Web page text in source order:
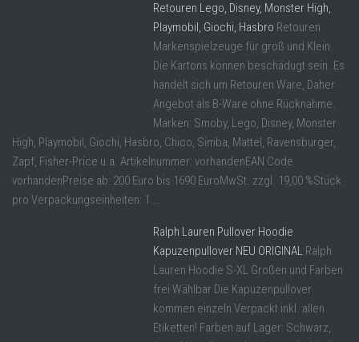
Retouren Lego, Disney, Monster High,
Playmobil, Giochi, Hasbro Retouren
Markenspielzeuge für groß und Klein.
Die Kartons können beschädugt sein. Es
handelt sich um Retouren Ware, Daher
Angebot als B-Ware ohne Rücknahme.
Marken: Smoby, Lego, Disney, Monster
High, Playmobil, Giochi, Hasbro, Chico, Simba, Mattel, Ravensburger,
Zapf, Fisher-Price u.a. Artikelnummer: vorhandenEAN Code
vorhandenPreise ab: 200 Euro bis 1690 EuroMwSt. zzgl. 19,00 %Stück
pro Verpackungseinheiten: 1 ...
Ralph Lauren Pullover Hoodie
Kapuzenpullover NEU ORIGINAL Ralph
Lauren Hoodie S-XL Großen und Farben
frei Wählbar Die Kapuzenpullover
kommen einzeln Verpackt inkl. allen
Etiketten! Farben auf Lager: Schwarz,